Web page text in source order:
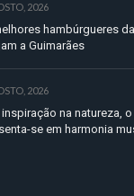
2026
hambúrgueres
a Guimarães
2026
na natureza,
se em harmonia